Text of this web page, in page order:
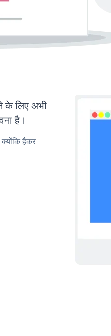
लिए अभी
है।
हैकर